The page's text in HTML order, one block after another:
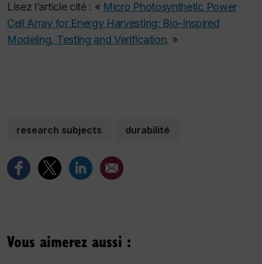
Lisez l’article cité : « Micro Photosynthetic Power
Cell Array for Energy Harvesting: Bio-Inspired
Modeling, Testing and Verification. »
research subjects durabilité
Vous aimerez aussi :